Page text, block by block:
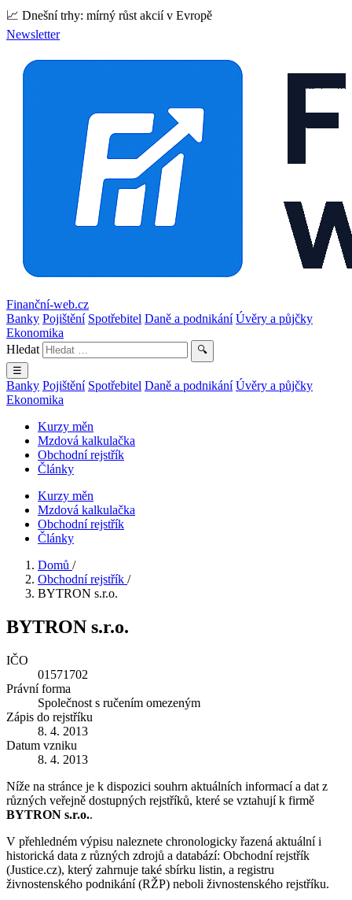
📈 Dnešní trhy: mírný růst akcií v Evropě
Newsletter
Finanční-web.cz
Banky Pojištění Spotřebitel Daně a podnikání Úvěry a půjčky
Ekonomika
Hledat
🔍
☰
Banky Pojištění Spotřebitel Daně a podnikání Úvěry a půjčky
Ekonomika
Kurzy měn
Mzdová kalkulačka
Obchodní rejstřík
Články
Kurzy měn
Mzdová kalkulačka
Obchodní rejstřík
Články
Domů /
Obchodní rejstřík /
BYTRON s.r.o.
BYTRON s.r.o.
IČO
01571702
Právní forma
Společnost s ručením omezeným
Zápis do rejstříku
8. 4. 2013
Datum vzniku
8. 4. 2013
Níže na stránce je k dispozici souhrn aktuálních informací a dat z
různých veřejně dostupných rejstříků, které se vztahují k firmě
BYTRON s.r.o..
V přehledném výpisu naleznete chronologicky řazená aktuální i
historická data z různých zdrojů a databází: Obchodní rejstřík
(Justice.cz), který zahrnuje také sbírku listin, a registru
živnostenského podnikání (RŽP) neboli živnostenského rejstříku.